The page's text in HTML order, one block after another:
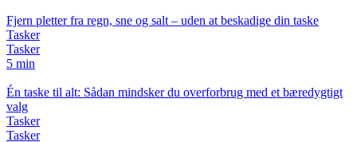
Fjern pletter fra regn, sne og salt – uden at beskadige din taske
Tasker
Tasker
5 min
Én taske til alt: Sådan mindsker du overforbrug med et bæredygtigt
valg
Tasker
Tasker